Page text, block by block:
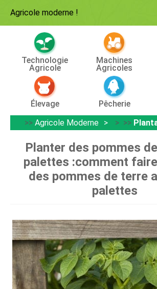
Agricole moderne !
Technologie
Agricole
Machines
Agricoles
Élevage Pêcherie
>> Agricole Moderne > >>
Planter des pommes
palettes :comment
des pommes de terre
palettes